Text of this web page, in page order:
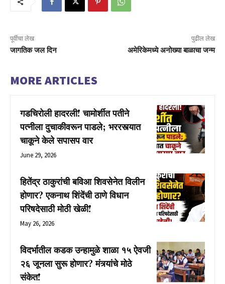
पूर्वीचा लेख
जागतिक जल दिन
पुढील लेख
अमेरिकेमध्ये अनोख्या बाळाचा जन्म
MORE ARTICLES
गडचिरोली हादरली! चामोर्शीत पतीने
पत्नीला दुचाकीवरून पाडले; भररस्त्यात
चाकूने केले सपासप वार
June 29, 2026
हितेंद्र ठाकुरांची बविआ शिवसेनेत विलीन
होणार? एकनाथ शिंदेंची ठाणे विधान
परिषदेसाठी मोठी खेळी!
May 26, 2026
विदर्भातील कडक उन्हामुळे शाळा १५ ऐवजी
२६ जूनला सुरू होणार? मंत्र्यांचे मोठे
संकेत!